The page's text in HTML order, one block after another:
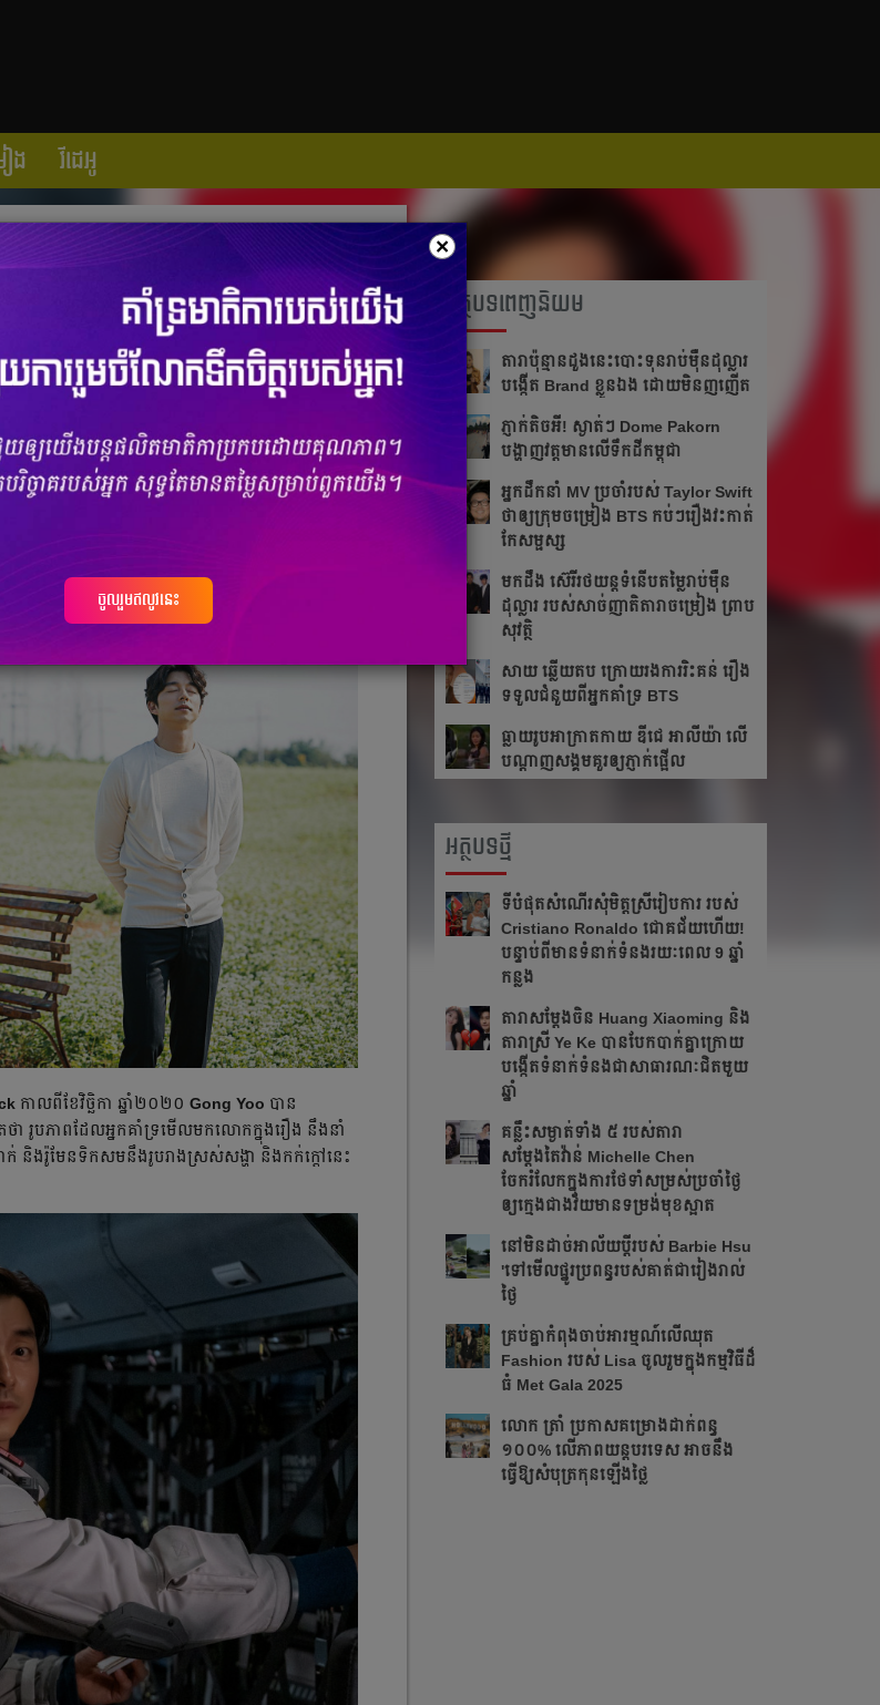
ង វីដេអូ
Yoo គិតថាគ្មាននារីណាមក
នឹងមន្តស្នេហ៍ដែលតារាប្រុសរូបនេះ​បាន​រាយក្នុង​រឿង។
យសារគ្រប់គ្នាជឿ​ថាលោកជាមនុស្សរ៉ូមែនទិក មិនខុសពី
កាលពីខែវិច្ឆិកា ឆ្នាំ២០២០ Gong Yoo បាន
រូបភាព​ដែល​អ្នក​គាំទ្រមើលមកលោកក្នុងរឿង នឹងនាំ
ក់ និង​រ៉ូមែនទិក​សមនឹងរូបរាងស្រស់សង្ហា និងកក់ក្ដៅនេះ
អត្ថបទពេញនិយម
តារា​ប៉ុន្មានដួងនេះបោះ​ទុន​រាប់​ម៉ឺន​ដុល្លារ
បង្កើត Brand ខ្លួន​ឯង ដោយមិនញញើត
ភ្ញាក់តិចអី!​ ស្ងាត់ៗ Dome Pakorn
បង្ហាញវត្តមាន​លើទឹកដីកម្ពុជា
អ្នក​ដឹក​នាំ​ MV ប្រចាំ​របស់​ Taylor Swift
ថា​ឲ្យ​ក្រុម​ចម្រៀង BTS កប់ៗ​រឿង​វះកាត់​
កែ​សម្ផស្ស
​មក​ដឹង​ ស៊េរីរថយន្ត​ទំនើប​តម្លៃ​រាប់​ម៉ឺន​
ដុល្លារ របស់​សាច់​ញាតិ​តារាចម្រៀង ​​ព្រាប
សុវត្ថិ
សាយ ឆ្លើយតប​ ក្រោយរង​ការ​រិះគន់ រឿង​
ទទួលជំនួយពីអ្នកគាំទ្រ BTS
ធ្លាយ​រូប​អាក្រាត​កាយ ឌីជេ អាលីយ៉ា លើ​
បណ្ដាញ​សង្គម​គួរ​ឲ្យ​ភ្ញាក់​ផ្អើល
អត្ថបទថ្មី
ទីបំផុតសំណើរសុំមិត្តស្រីរៀបការ របស់
Cristiano Ronaldo ជោគជ័យហើយ!
បន្ទាប់ពីមានទំនាក់ទំនងរយៈពេល 9 ឆ្នាំ
កន្លង
តារាសម្ដែងចិន Huang Xiaoming និង
តារាស្រី Ye Ke បានបែកបាក់គ្នាក្រោយ
បង្កើតទំនាក់ទំនងជាសាធារណៈជិតមួយ
ឆ្នាំ
គន្លឹះសម្ងាត់ទាំង ៥ របស់តារា
សម្តែងតៃវ៉ាន់ Michelle Chen
ចែករំលែកក្នុងការថែទាំសម្រស់ប្រចាំថ្ងៃ
ឲ្យក្មេងជាងវ័យមានទម្រង់មុខស្អាត
នៅមិនដាច់អាល័យប្តីរបស់ Barbie Hsu
'ទៅមើលផ្នូរប្រពន្ធរបស់គាត់ជារៀងរាល់
ថ្ងៃ
គ្រប់គ្នាកំពុងចាប់អារម្មណ៍លើឈុត
Fashion របស់ Lisa ចូលរួមក្នុងកម្មវិធីដ៏
ធំ Met Gala 2025
លោក ត្រាំ ប្រកាសគម្រោងដាក់ពន្ធ
១០០% លើភាពយន្តបរទេស អាចនឹង
ធ្វើឱ្យសំបុត្រកុនឡើងថ្លៃ
×
ចូលរួមឥលូវនេះ